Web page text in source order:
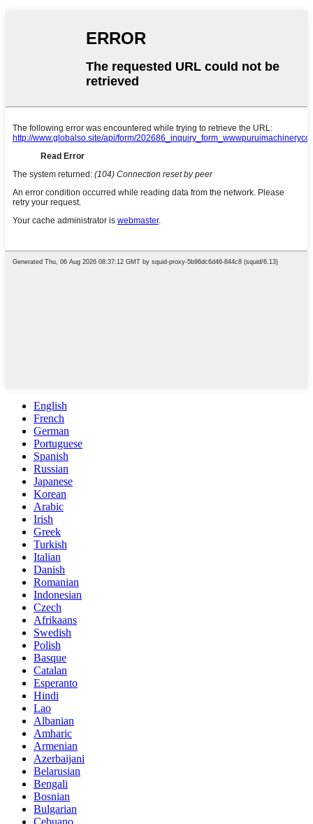
English
French
German
Portuguese
Spanish
Russian
Japanese
Korean
Arabic
Irish
Greek
Turkish
Italian
Danish
Romanian
Indonesian
Czech
Afrikaans
Swedish
Polish
Basque
Catalan
Esperanto
Hindi
Lao
Albanian
Amharic
Armenian
Azerbaijani
Belarusian
Bengali
Bosnian
Bulgarian
Cebuano